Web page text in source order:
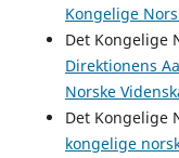
Kongelige
Det Kongelige
Direktionens
Norske
Det Kongelige
kongelige